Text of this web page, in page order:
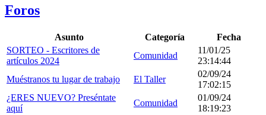
Foros
Asunto Categoría
Fecha
SORTEO - Escritores de
artículos 2024
Comunidad
11/01/25
23:14:44
Muéstranos tu lugar de trabajo
El Taller
02/09/24
17:02:15
¿ERES NUEVO? Preséntate
aquí
Comunidad
01/09/24
18:19:23